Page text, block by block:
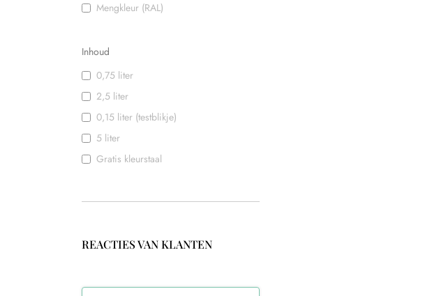
Mengkleur (RAL)
Inhoud
0,75 liter
2,5 liter
0,15 liter (testblikje)
5 liter
Gratis kleurstaal
REACTIES VAN KLANTEN